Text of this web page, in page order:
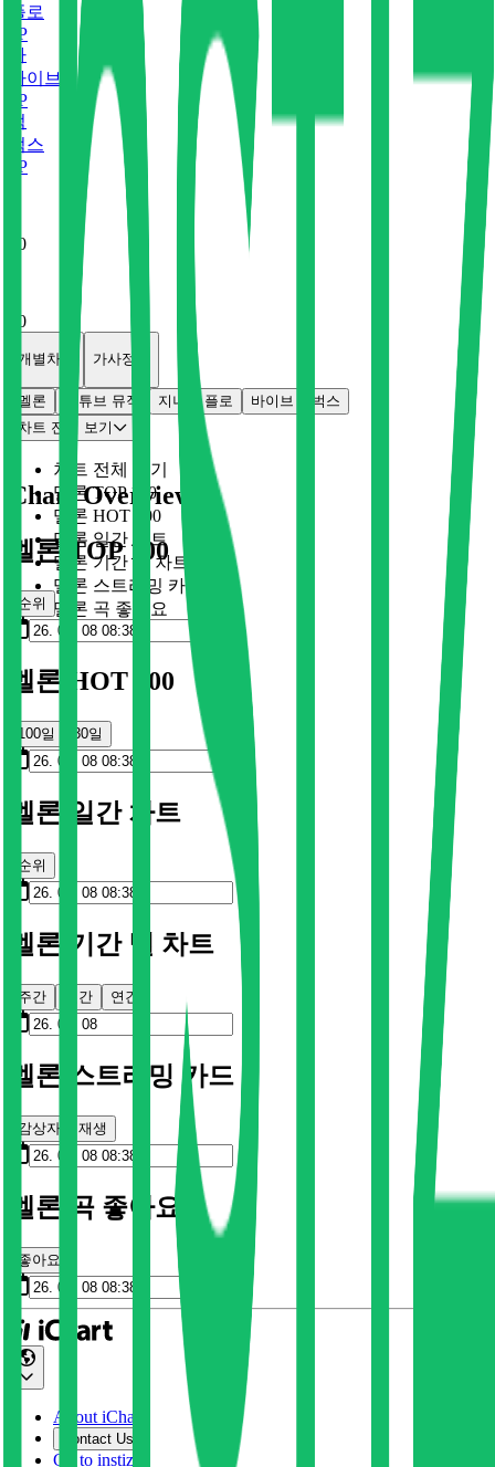
플로
P
바
바이브
P
벅
벅스
P
0
0
개별차트 가사정보
멜론 유튜브 뮤직 지니 플로 바이브
벅스
차트 전체 보기
차트 전체 보기
멜론 TOP 100
멜론 HOT 100
멜론 일간 차트
멜론 기간 별 차트
멜론 스트리밍 카드
멜론 곡 좋아요
Chart Overview
멜론 TOP 100
순위
멜론 HOT 100
100일 30일
멜론 일간 차트
순위
멜론 기간 별 차트
주간 월간 연간
멜론 스트리밍 카드
감상자 재생
멜론 곡 좋아요
좋아요
About iChart
Contact Us
Go to instiz